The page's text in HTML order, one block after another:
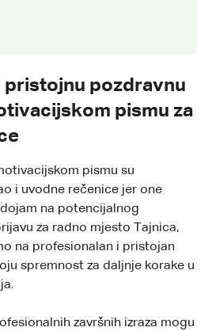
pristojnu pozdravnu
pismu za
pismu su
i uvodne rečenice jer one
na potencijalnog
za radno mjesto Tajnica,
na profesionalan i pristojan
spremnost za daljnje korake u
završnih izraza mogu